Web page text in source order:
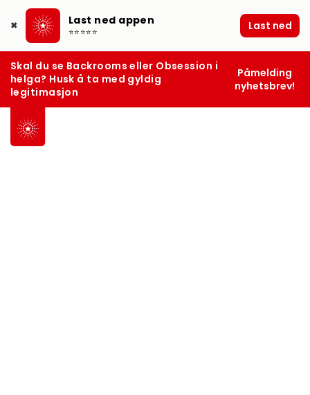
✖ Last ned appen
⭐⭐⭐⭐⭐ Last ned
Skal du se Backrooms eller Obsession i
helga? Husk å ta med gyldig
legitimasjon
Påmelding
nyhetsbrev!